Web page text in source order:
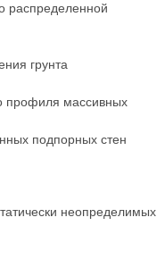
распределенной
грунта
профиля массивных
подпорных стен
неопределимых